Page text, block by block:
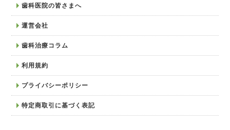
歯科医院の皆さまへ
運営会社
歯科治療コラム
利用規約
プライバシーポリシー
特定商取引に基づく表記